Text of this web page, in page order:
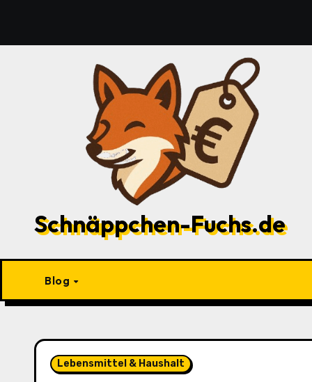
springen
Schnäppchen-Fuchs.de
Blog
Lebensmittel & Haushalt